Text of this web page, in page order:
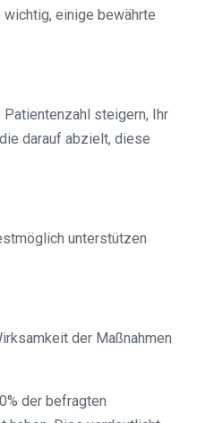
einige bewährte
steigern, Ihr
darauf abzielt, diese
unterstützen
der Maßnahmen
der befragten